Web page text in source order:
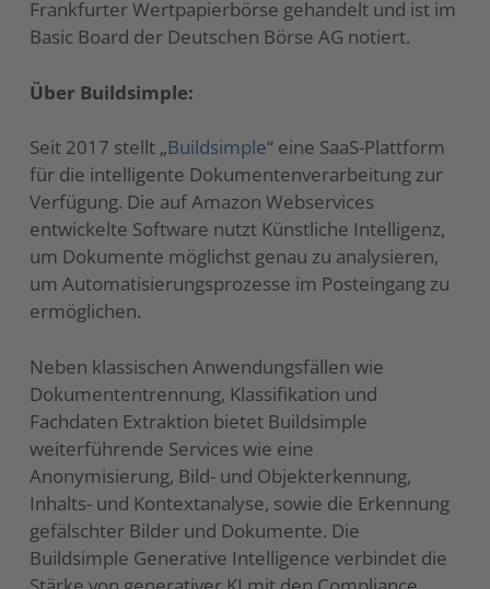
Frankfurter Wertpapierbörse gehandelt und ist im
Basic Board der Deutschen Börse AG notiert.
Über Buildsimple:
Seit 2017 stellt „Buildsimple“ eine SaaS-Plattform
für die intelligente Dokumentenverarbeitung zur
Verfügung. Die auf Amazon Webservices
entwickelte Software nutzt Künstliche Intelligenz,
um Dokumente möglichst genau zu analysieren,
um Automatisierungsprozesse im Posteingang zu
ermöglichen.
Neben klassischen Anwendungsfällen wie
Dokumententrennung, Klassifikation und
Fachdaten Extraktion bietet Buildsimple
weiterführende Services wie eine
Anonymisierung, Bild- und Objekterkennung,
Inhalts- und Kontextanalyse, sowie die Erkennung
gefälschter Bilder und Dokumente. Die
Buildsimple Generative Intelligence verbindet die